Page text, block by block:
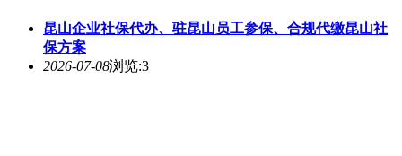
昆山企业社保代办、驻昆山员工参保、合规代缴昆山社
保方案
2026-07-08浏览:3